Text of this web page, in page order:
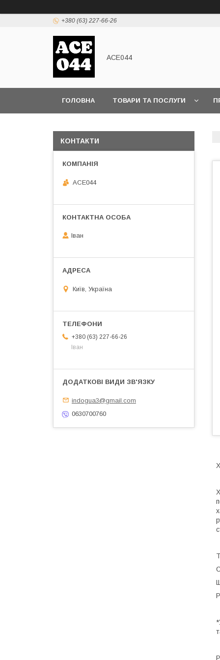
+380 (63) 227-66-26
ACE044
ГОЛОВНА ТОВАРИ ТА ПОСЛУГИ
КОНТАКТИ
ACE044
Іван
Київ, Україна
+380 (63) 227-66-26
Іван
indogua3@gmail.com
0630700760